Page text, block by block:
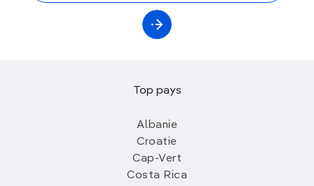
Top pays
Albanie
Croatie
Cap-Vert
Costa Rica